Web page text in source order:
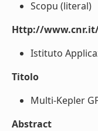
Scopu (literal)
Http://
Istituto
Titolo
Multi-Kepler
Abstract